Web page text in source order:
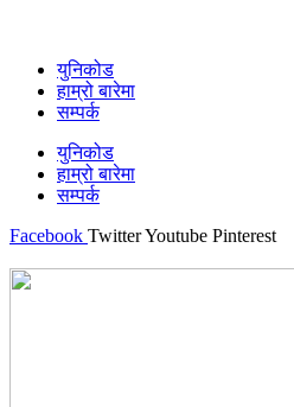
युनिकोड
हाम्रो बारेमा
सम्पर्क
युनिकोड
हाम्रो बारेमा
सम्पर्क
Facebook TwitterYoutube Pinterest